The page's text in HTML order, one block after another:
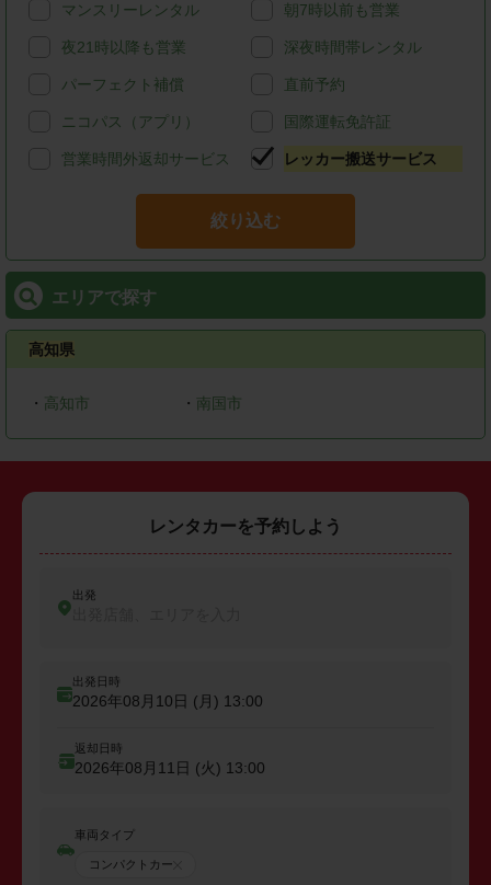
マンスリーレンタル 朝7時以前も営業
夜21時以降も営業 深夜時間帯レンタル
パーフェクト補償 直前予約
ニコパス（アプリ） 国際運転免許証
営業時間外返却サービス レッカー搬送サービス
絞り込む
エリアで探す
高知県
・ 高知市 ・ 南国市
レンタカーを予約しよう
出発
出発日時
2026年08月10日 (月) 13:00
返却日時
2026年08月11日 (火) 13:00
車両タイプ
コンパクトカー